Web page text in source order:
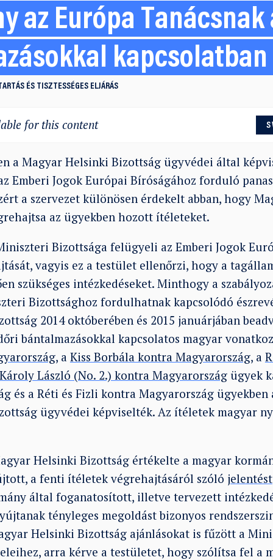
az Európa
kapcsolatban
ÉS TISZTESSÉGES ELJÁRÁS
for this content
a Magyar Helsinki Bizottság ügyvédei által
Emberi Jogok Európai Bíróságához forduló
a szervezet különösen érdekelt abban, hogy
az ügyekben hozott ítéleteket.
Bizottsága felügyeli az Emberi Jogok
vagyis ez a testület ellenőrzi, hogy a
szükséges intézkedéseket. Minthogy a
Bizottsághoz fordulhatnak kapcsolódó
2014 októberében és 2015 januárjában
bántalmazásokkal kapcsolatos magyar
, a Kiss Borbála kontra Magyarország, a
László (No. 2.) kontra Magyarországügyek
és a Réti és Fizli kontra Magyarország ügyekben
ügyvédei képviselték. Az ítéletek magyar
Helsinki Bizottság értékelte a magyar
a fenti ítéletek végrehajtásáról szóló jelentést
által foganatosított, illetve tervezett
tényleges megoldást bizonyos
Helsinki Bizottság ajánlásokat is fűzött a
arra kérve a testületet, hogy szólítsa fel a